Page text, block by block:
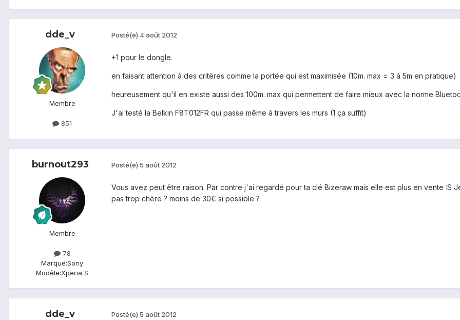
dde_v
Membre
851
Posté(e) 4 août 2012
+1 pour le dongle.
en faisant attention à des critères comme la portée qui est maximisée (10m. max = 3 à 5m en pratique)
heureusement qu'il en existe aussi des 100m. max qui permettent de faire mieux avec la norme
J'ai testé la Belkin F8T012FR qui passe même à travers les murs (1 ça suffit)
burnout293
Membre
78
Marque:Sony
Modèle:Xperia S
Posté(e) 5 août 2012
Vous avez peut être raison. Par contre j'ai regardé pour ta clé Bizeraw mais elle est plus en vente :S
pas trop chère ? moins de 30€ si possible ?
dde_v Posté(e) 5 août 2012